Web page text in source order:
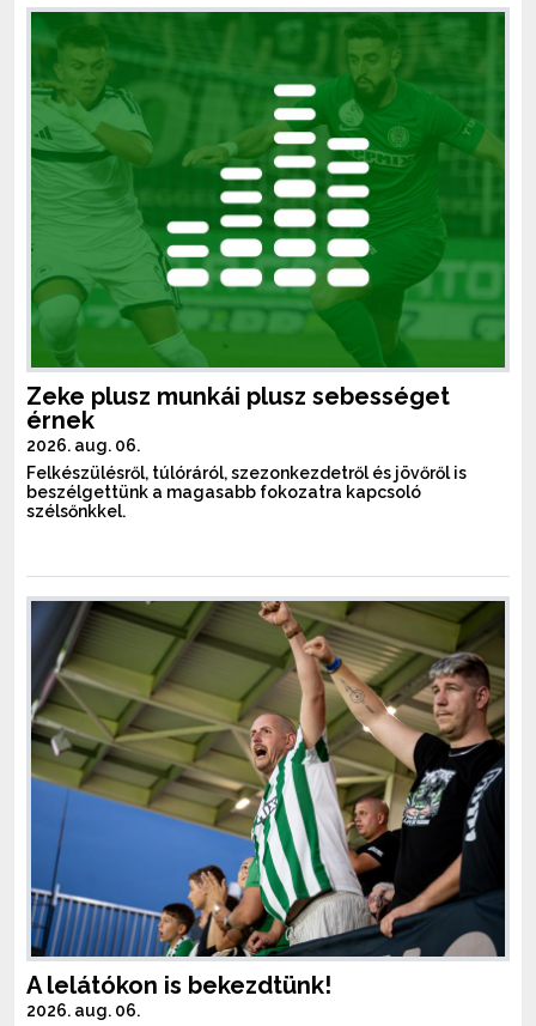
Zeke plusz munkái plusz sebességet
érnek
2026. aug. 06.
Felkészülésről, túlóráról, szezonkezdetről és jövőről is
beszélgettünk a magasabb fokozatra kapcsoló
szélsőnkkel.
A lelátókon is bekezdtünk!
2026. aug. 06.